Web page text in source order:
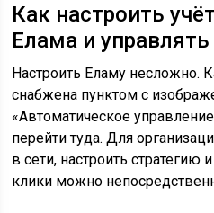
Как настроить
Елама и
Настроить Еламу несложно.
снабжена пунктом с
«Автоматическое
перейти туда. Для
в сети, настроить стратегию
клики можно